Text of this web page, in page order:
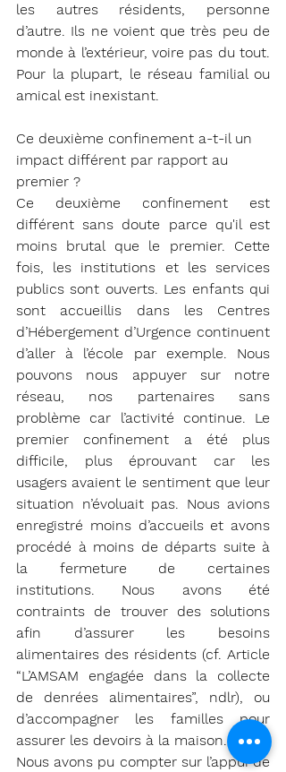
les autres résidents, personne
d’autre. Ils ne voient que très peu de
monde à l’extérieur, voire pas du tout.
Pour la plupart, le réseau familial ou
amical est inexistant.
Ce deuxième confinement a-t-il un
impact différent par rapport au
premier ?
Ce deuxième confinement est
différent sans doute parce qu'il est
moins brutal que le premier. Cette
fois, les institutions et les services
publics sont ouverts. Les enfants qui
sont accueillis dans les Centres
d’Hébergement d’Urgence continuent
d’aller à l’école par exemple. Nous
pouvons nous appuyer sur notre
réseau, nos partenaires sans
problème car l’activité continue. Le
premier confinement a été plus
difficile, plus éprouvant car les
usagers avaient le sentiment que leur
situation n’évoluait pas. Nous avions
enregistré moins d’accueils et avons
procédé à moins de départs suite à
la fermeture de certaines
institutions. Nous avons été
contraints de trouver des solutions
afin d’assurer les besoins
alimentaires des résidents (cf. Article
“L’AMSAM engagée dans la collecte
de denrées alimentaires”, ndlr), ou
d’accompagner les familles pour
assurer les devoirs à la maison...
Nous avons pu compter sur l’appui de